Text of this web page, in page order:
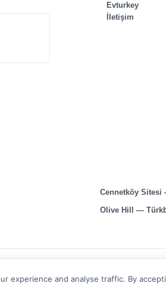
Evturkey
İletişim
Cennetköy Sitesi
Olive Hill —
experience and analyse traffic. By